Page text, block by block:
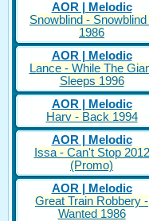
AOR | Melodic
Snowblind - Snowblind
1986
AOR | Melodic
Lance - While The
Sleeps 1996
AOR | Melodic
Harv - Back 1994
AOR | Melodic
Issa - Can't Stop 2012
(Promo)
AOR | Melodic
Great Train Robbery -
Wanted 1986